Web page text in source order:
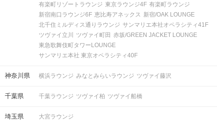
有楽町リゾートラウンジ 東京ラウンジ4F 有楽町ラウンジ
新宿南口ラウンジ6F 恵比寿アネックス 新宿/OAK LOUNGE
北千住ミルディス通りラウンジ サンマリエ本社オペラシティ41F
ツヴァイ立川
ツヴァイ町田 赤坂/GREEN JACKET LOUNGE
東急歌舞伎町タワーLOUNGE
サンマリエ本社 東京オペラシティ40F
神奈川県 横浜ラウンジ みなとみらいラウンジ ツヴァイ藤沢
千葉県 千葉ラウンジ ツヴァイ柏 ツヴァイ船橋
埼玉県 大宮ラウンジ